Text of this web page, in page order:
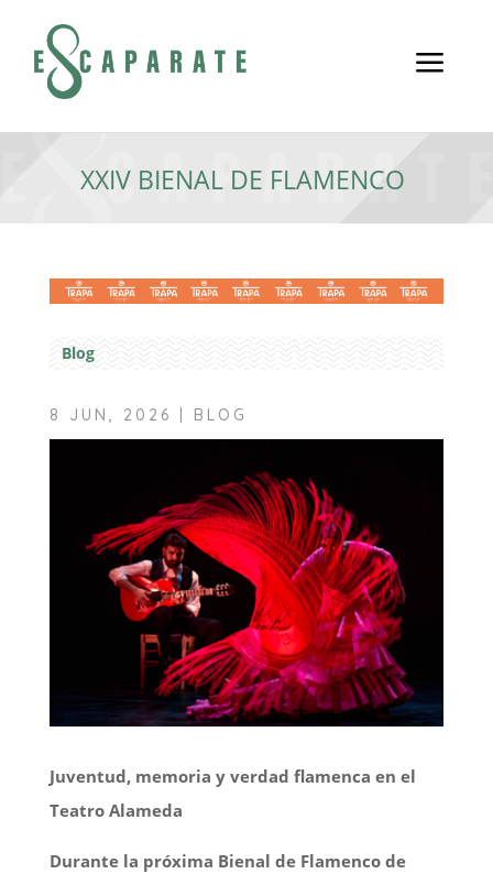
a
XXIV BIENAL DE FLAMENCO
Blog
8 JUN, 2026 BLOG
Juventud, memoria y verdad flamenca en el
Teatro Alameda
Durante la próxima Bienal de Flamenco de